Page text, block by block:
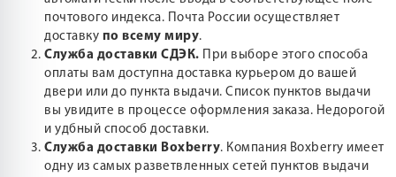
почтового индекса. Почта России осуществляет
доставку по всему миру.
Служба доставки СДЭК. При выборе этого способа
оплаты вам доступна доставка курьером до вашей
двери или до пункта выдачи. Список пунктов выдачи
вы увидите в процессе оформления заказа. Недорогой
и удбный способ доставки.
Служба доставки Boxberry. Компания Boxberry имеет
одну из самых разветвленных сетей пунктов выдачи